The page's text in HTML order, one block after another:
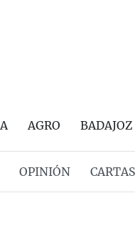
AGRO BADAJOZ
OPINIÓN